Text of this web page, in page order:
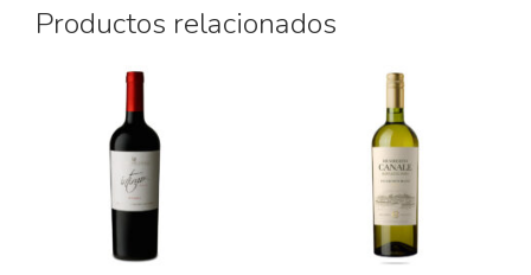
Productos relacionados